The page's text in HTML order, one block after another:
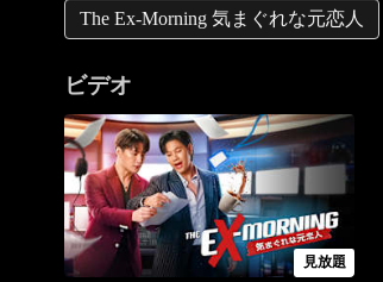
The Ex-Morning 気まぐれな元恋人
ビデオ
見放題